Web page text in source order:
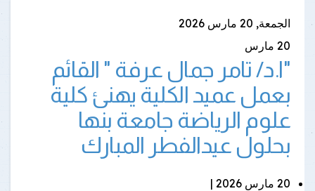
الجمعة, 20 مارس 2026
20 مارس
"ا.د/ تامر جمال عرفة " القائم
بعمل عميد الكلية يهنئ كلية
علوم الرياضة جامعة بنها
بحلول عيدالفطر المبارك
20 مارس 2026 |